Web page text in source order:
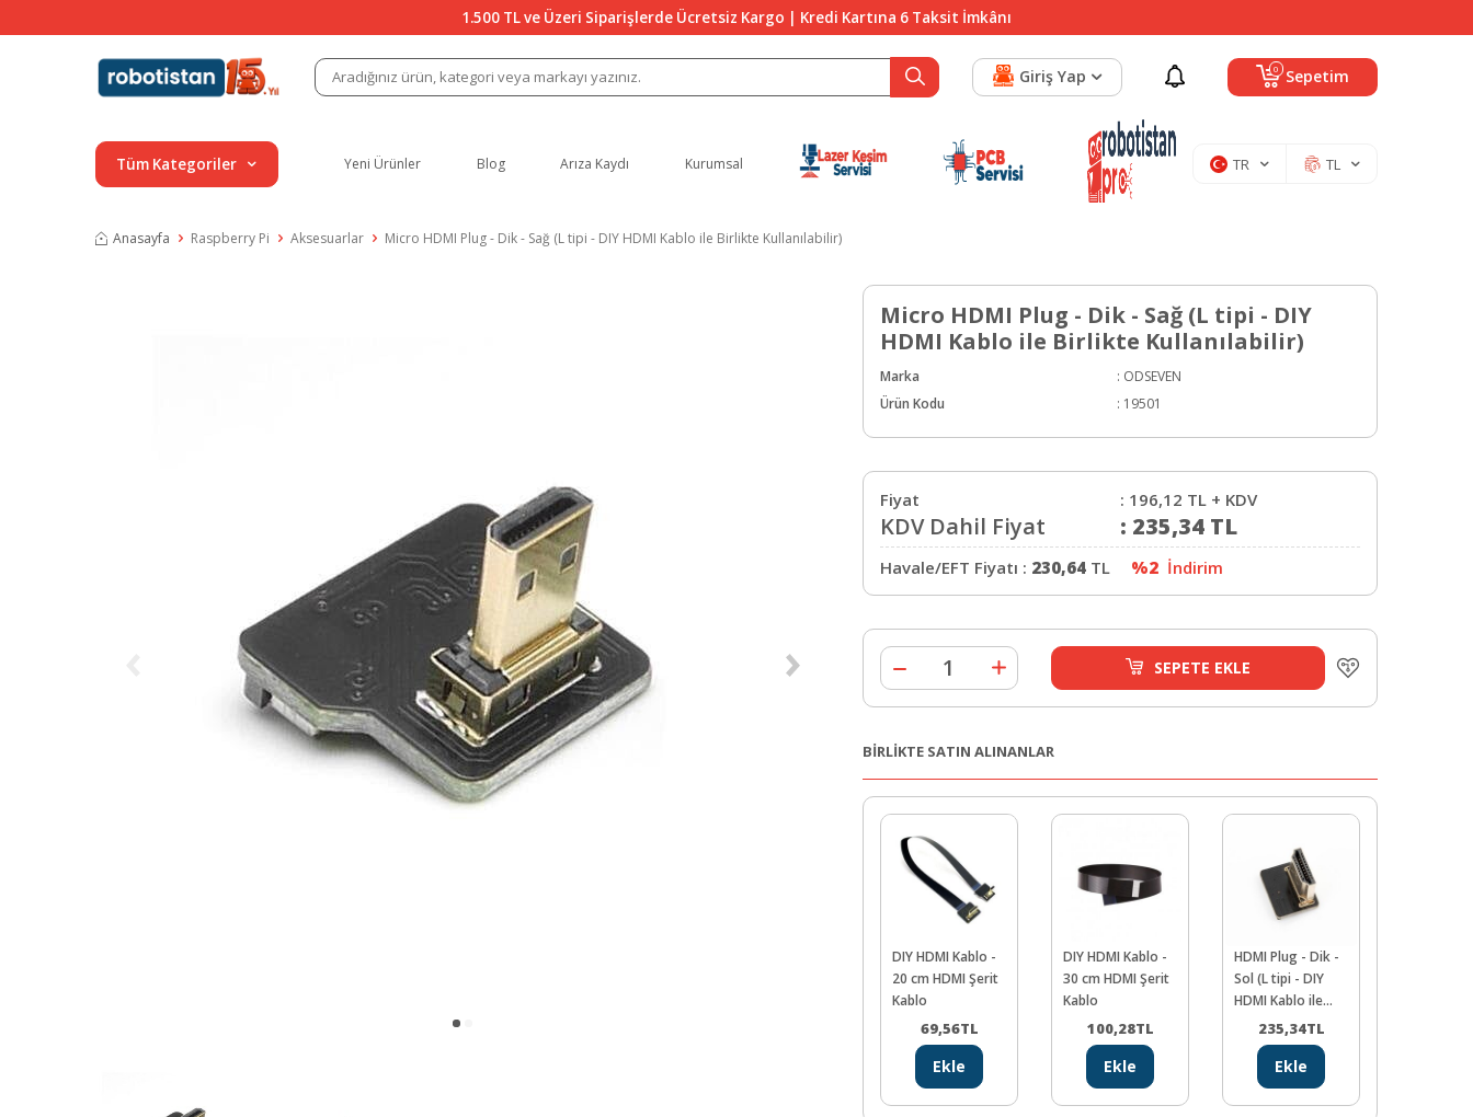
1.500 TL ve Üzeri Siparişlerde Ücretsiz Kargo | Kredi Kartına 6 Taksit İmkânı
0 Sepetim
Giriş Yap
Tüm Kategoriler Yeni Ürünler Blog Arıza Kaydı Kurumsal TR TL
Anasayfa Raspberry Pi Aksesuarlar Micro HDMI Plug - Dik - Sağ (L tipi - DIY HDMI Kablo ile Birlikte Kullanılabilir)
Micro HDMI Plug - Dik - Sağ (L tipi - DIY
HDMI Kablo ile Birlikte Kullanılabilir)
Marka : ODSEVEN
Ürün Kodu
: 19501
Fiyat : 196,12 TL + KDV
KDV Dahil Fiyat : 235,34 TL
Havale/EFT Fiyatı : 230,64 TL %2 İndirim
SEPETE EKLE
BİRLİKTE SATIN ALINANLAR
DIY HDMI Kablo -
20 cm HDMI Şerit
Kablo
69,56TL
Ekle
DIY HDMI Kablo -
30 cm HDMI Şerit
Kablo
100,28TL
Ekle
HDMI Plug - Dik -
Sol (L tipi - DIY
HDMI Kablo ile
Birlikte
Kullanılabilir)
235,34TL
Ekle